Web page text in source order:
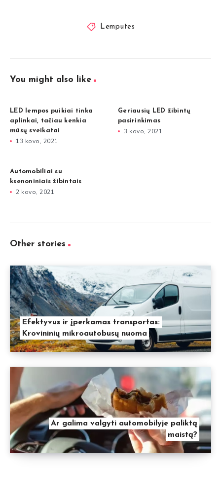
Lemputes
You might also like
LED lempos puikiai tinka
aplinkai, tačiau kenkia
mūsų sveikatai
13 kovo, 2021
Geriausių LED žibintų
pasirinkimas
3 kovo, 2021
Automobiliai su
ksenoniniais žibintais
2 kovo, 2021
Other stories
Efektyvus ir įperkamas transportas:
Krovininių mikroautobusų nuoma
Ar galima valgyti automobilyje paliktą
maistą?